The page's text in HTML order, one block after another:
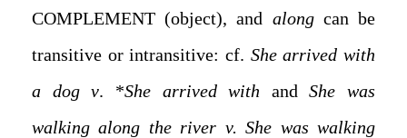
COMPLEMENT (object), and alongcan be
transitive or intransitive: cf. She arrived with
a dog v. *She arrived with andShe was
walking along the river v. She was walking